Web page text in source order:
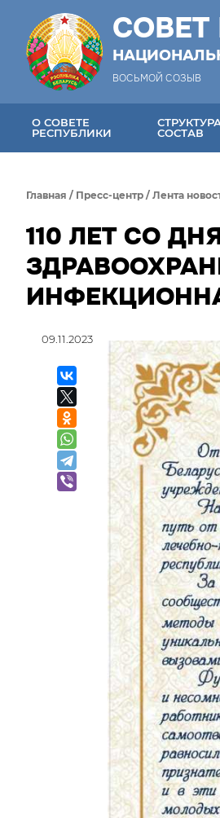
СОВЕТ
ВОСЬМОЙ СОЗЫВ
О СОВЕТЕ
РЕСПУБЛИКИ
СОСТАВ
Главная / Пресс-центр / Лента
110 ЛЕТ СО
09.11.2023